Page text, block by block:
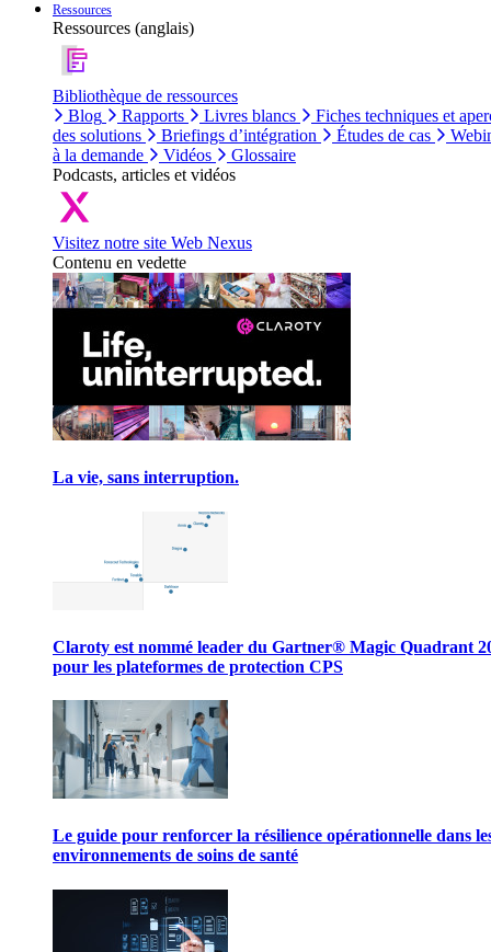
Ressources
Ressources (anglais)
Bibliothèque de ressources
Blog
Rapports Livres blancs
Fiches techniques et
des solutions
Briefings d’intégration Études de cas
à la demande
Vidéos
Glossaire
Podcasts, articles et vidéos
Visitez notre site Web Nexus
Contenu en vedette
La vie, sans interruption.
Claroty est nommé leader du Gartner® Magic Quadrant
pour les plateformes de protection CPS
Le guide pour renforcer la résilience opérationnelle dans
environnements de soins de santé